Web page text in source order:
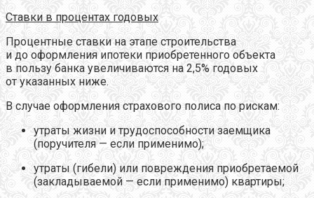
Ставки в процентах годовых
Процентные ставки на этапе строительства
и до оформления ипотеки приобретенного объекта
в пользу банка увеличиваются на 2,5% годовых
от указанных ниже.
В случае оформления страхового полиса по рискам:
утраты жизни и трудоспособности заемщика
(поручителя — если применимо);
утраты (гибели) или повреждения приобретаемой
(закладываемой — если применимо) квартиры;